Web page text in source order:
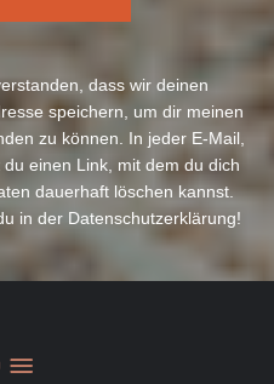
dass wir deinen
speichern, um dir meinen
zu können. In jeder E-Mail,
einen Link, mit dem du dich
dauerhaft löschen kannst.
in der Datenschutzerklärung!